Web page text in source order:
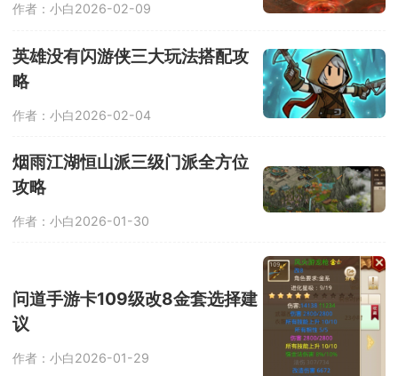
作者：小白2026-02-09
英雄没有闪游侠三大玩法搭配攻
略
作者：小白2026-02-04
烟雨江湖恒山派三级门派全方位
攻略
作者：小白2026-01-30
问道手游卡109级改8金套选择建
议
作者：小白2026-01-29